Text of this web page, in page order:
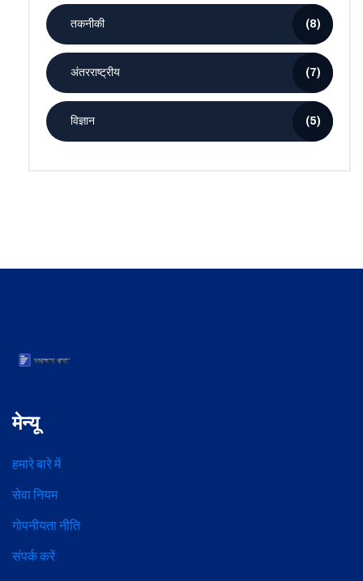
तकनीकी (8)
अंतरराष्ट्रीय (7)
विज्ञान (5)
मेन्यू
हमारे बारे में
सेवा नियम
गोपनीयता नीति
संपर्क करें